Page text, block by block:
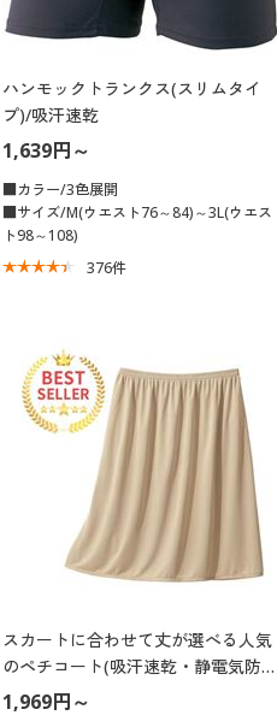
ハンモックトランクス(スリムタイ
プ)/吸汗速乾
1,639円～
■カラー/3色展開
■サイズ/M(ウエスト76～84)～3L(ウエス
ト98～108)
376件
スカートに合わせて丈が選べる人気
のペチコート(吸汗速乾・静電気防
止)
1,969円～